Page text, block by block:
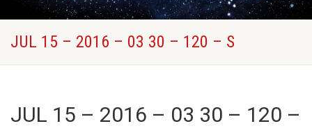
JUL 15 – 2016 – 03 30 – 120 – S
JUL 15 – 2016 – 03 30 – 120 –